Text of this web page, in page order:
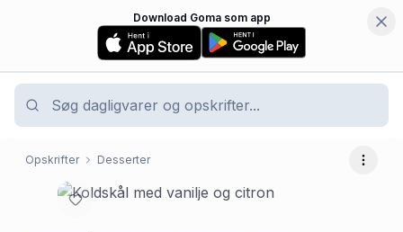
Download Goma som app
Opskrifter Desserter Flere